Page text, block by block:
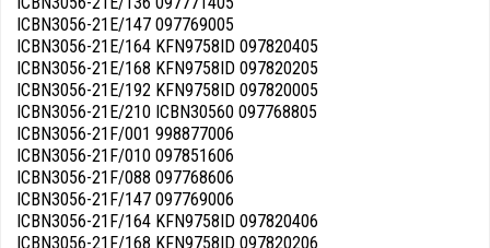
ICBN3056-21E/147 097769005
ICBN3056-21E/164 KFN9758ID 097820405
ICBN3056-21E/168 KFN9758ID 097820205
ICBN3056-21E/192 KFN9758ID 097820005
ICBN3056-21E/210 ICBN30560 097768805
ICBN3056-21F/001 998877006
ICBN3056-21F/010 097851606
ICBN3056-21F/088 097768606
ICBN3056-21F/147 097769006
ICBN3056-21F/164 KFN9758ID 097820406
ICBN3056-21F/168 KFN9758ID 097820206